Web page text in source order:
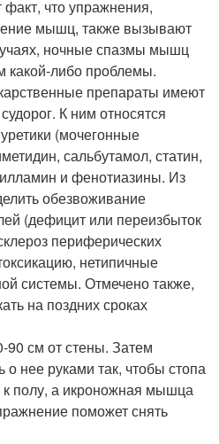
факт, что упражнения,
мышц, также вызывают
ночные спазмы мышц
какой-либо проблемы.
препараты имеют
К ним относятся
(мочегонные
сальбутамол, статин,
и фенотиазины. Из
обезвоживание
(дефицит или переизбыток
периферических
нетипичные
системы. Отмечено также,
на поздних сроках
90 см от стены. Затем
о нее руками так, чтобы стопа
полу, а икроножная мышца
поможет снять